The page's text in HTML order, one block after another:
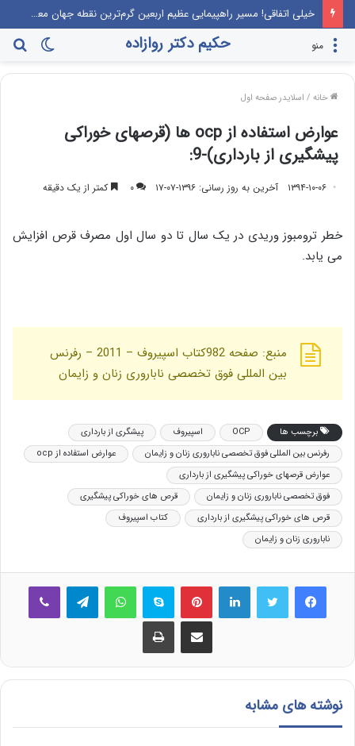
خیلی اتفاقی! مسیر راهپیمایی عظیم اربعین گرم‌ترین نقطه جهان معرفی می‌شود!
تغییر
پوسته
حکیم دکتر روازاده منو
خانه / اسلایدر صفحه اول
عوارض استفاده از ocp ها (قرصهای خوراکی
پیشگیری از بارداری)-9:
۱۳۹۴-۱۰-۰۶ آخرین به روز رسانی: ۱۳۹۶-۰۷-۱۷ ۰ کمتر از یک دقیقه
خطر ترومبوز وریدی در یک سال تا دو سال اول مصرف قرص افزایش
می یابد.
منبع: صفحه 982کتاب اسپیروف – 2011 – رفرنس
بین المللی فوق تخصصی ناباروری زنان و زایمان
برچسب ها OCP اسپیروف
پیشگری از بارداری
رفرنس بین المللی فوق تخصصی ناباروری زنان و زایمان
عوارض استفاده از ocp
عوارض قرصهای خوراکی پیشگیری از بارداری
فوق تخصصی ناباروری زنان و زایمان
قرص های خوراکی پیشگیری
قرص های خوراکی پیشگیری از بارداری
کتاب اسپیروف
ناباروری زنان و زایمان
فیس بوک لینکدین ‫پین‌ترست اسکایپ واتس آپ
اشتراک گذاری از طریق ایمیل چاپ
نوشته های مشابه